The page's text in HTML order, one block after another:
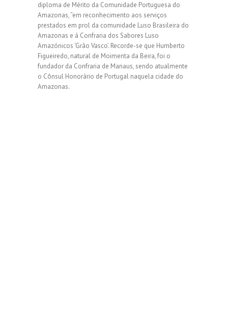
diploma de Mérito da Comunidade Portuguesa do
Amazonas, “em reconhecimento aos serviços
prestados em prol da comunidade Luso Brasileira do
Amazonas e á Confraria dos Sabores Luso
Amazónicos ‘Grão Vasco’. Recorde-se que Humberto
Figueiredo, natural de Moimenta da Beira, foi o
fundador da Confraria de Manaus, sendo atualmente
o Cônsul Honorário de Portugal naquela cidade do
Amazonas.